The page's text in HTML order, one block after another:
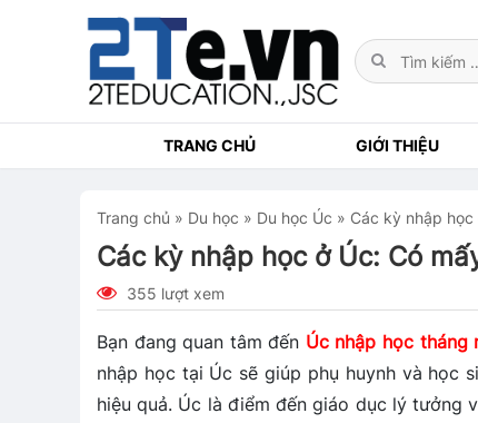
TRANG CHỦ GIỚI THIỆU
Trang chủ » Du học » Du học Úc » Các kỳ nhập
Các kỳ nhập học ở Úc: Có
355 lượt xem
Bạn đang quan tâm đến Úc nhập học tháng
nhập học tại Úc sẽ giúp phụ huynh và học
hiệu quả. Úc là điểm đến giáo dục lý